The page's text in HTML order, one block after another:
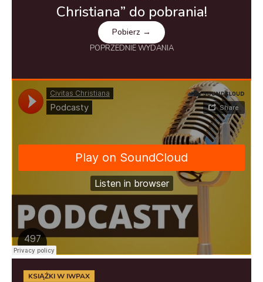
Christiana” do pobrania!
Pobierz →
POPRZEDNIE WYDANIA
KSIĄŻKI W IWPAX